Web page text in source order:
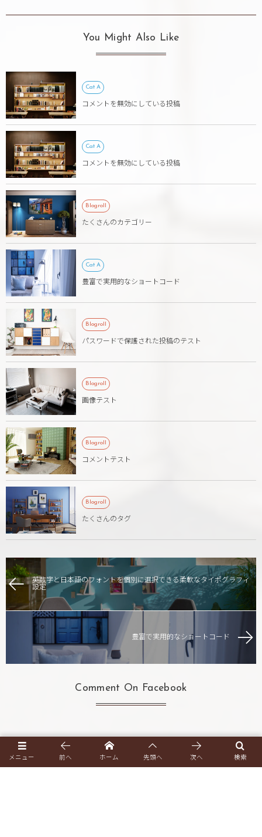
You Might Also Like
Cat A
コメントを無効にしている投稿
Cat A
コメントを無効にしている投稿
Blogroll
たくさんのカテゴリー
Cat A
豊富で実用的なショートコード
Blogroll
パスワードで保護された投稿のテスト
Blogroll
画像テスト
Blogroll
コメントテスト
Blogroll
たくさんのタグ
英数字と日本語のフォントを個別に選択できる柔軟なタイポグラフィ
設定
豊富で実用的なショートコード
Comment On Facebook
メニュー 検索
前へ ホーム 先頭へ 次へ